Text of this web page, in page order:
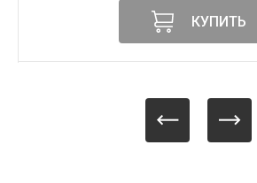
КУПИТЬ